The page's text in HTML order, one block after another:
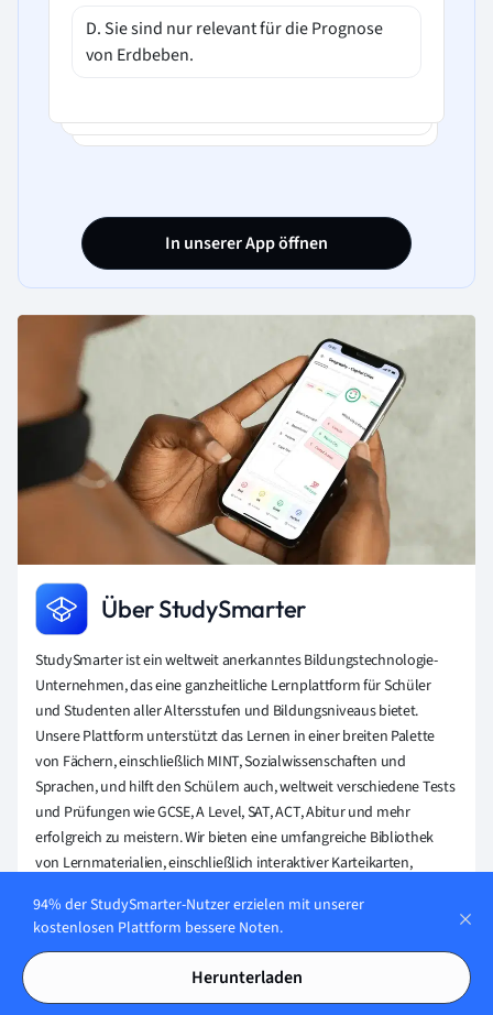
D. Sie sind nur relevant für die Prognose
von Erdbeben.
In unserer App öffnen
Über StudySmarter
StudySmarter ist ein weltweit anerkanntes Bildungstechnologie-
Unternehmen, das eine ganzheitliche Lernplattform für Schüler
und Studenten aller Altersstufen und Bildungsniveaus bietet.
Unsere Plattform unterstützt das Lernen in einer breiten Palette
von Fächern, einschließlich MINT, Sozialwissenschaften und
Sprachen, und hilft den Schülern auch, weltweit verschiedene Tests
und Prüfungen wie GCSE, A Level, SAT, ACT, Abitur und mehr
erfolgreich zu meistern. Wir bieten eine umfangreiche Bibliothek
von Lernmaterialien, einschließlich interaktiver Karteikarten,
fortschrittliche Technologie und Werkzeuge, die wir zur Verfügung
stellen, helfen Schülern, ihre eigenen Lernmaterialien zu
erstellen. Die Inhalte von StudySmarter sind nicht nur von
Experten geprüft, sondern werden auch regelmäßig aktualisiert,
94% der StudySmarter-Nutzer erzielen mit unserer
kostenlosen Plattform bessere Noten.
Herunterladen